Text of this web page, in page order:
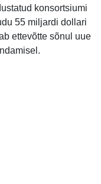
konsortsiumi
55 miljardi dollari
ettevõtte sõnul uue